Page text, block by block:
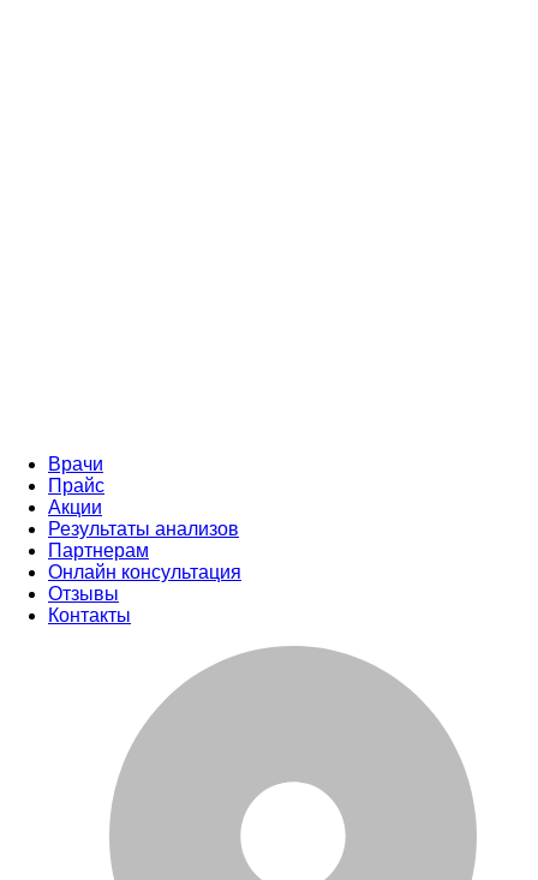
Врачи
Прайс
Акции
Результаты анализов
Партнерам
Онлайн консультация
Отзывы
Контакты